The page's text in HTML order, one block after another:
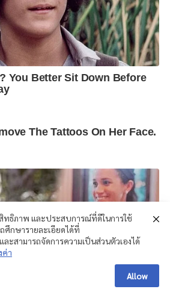
ธิภาพ และประสบการณ์ที่ดีในการใช้
ศึกษารายละเอียดได้ที่
และสามารถจัดการความเป็นส่วนตัวเองได้
ค่า
Allow